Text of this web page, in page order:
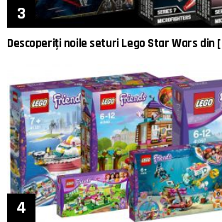
Descoperiți noile seturi Lego Star Wars din